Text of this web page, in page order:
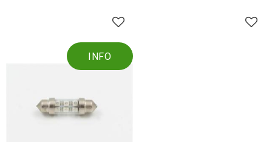
Lägg till i favoriter
INFO